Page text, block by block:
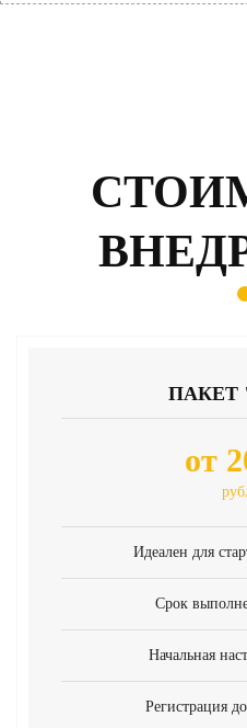
ПАКЕТ
от
Идеален для
Срок
Начальная
Регистрация